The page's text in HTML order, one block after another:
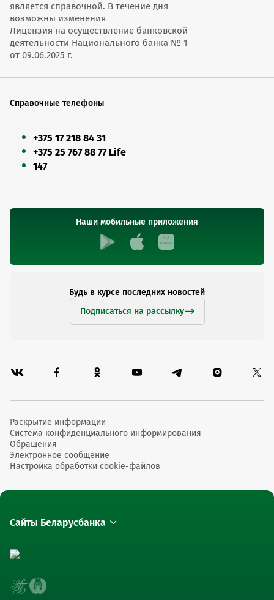
является справочной. В течение дня
возможны изменения
Лицензия на осуществление банковской
деятельности Национального банка № 1
от 09.06.2025 г.
Справочные телефоны
+375 17 218 84 31
+375 25 767 88 77 Life
147
Наши мобильные приложения
Будь в курсе последних новостей
Подписаться на рассылку
Раскрытие информации
Система конфиденциального информирования
Обращения
Электронное сообщение
Настройка обработки cookie-файлов
Сайты Беларусбанка